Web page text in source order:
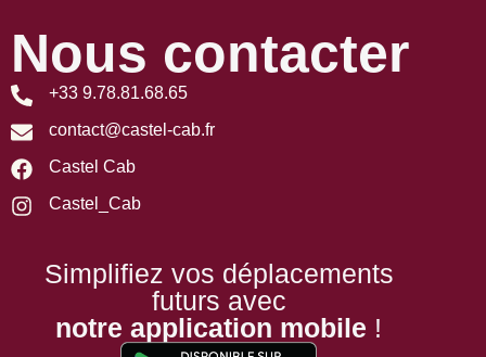
Simplifiez vos déplacements
futurs avec
notre application mobile !
Nous contacter
+33 9.78.81.68.65
contact@castel-cab.fr
Castel Cab
Castel_Cab